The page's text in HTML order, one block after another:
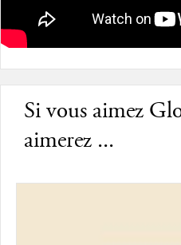
Si vous aimez
aimerez ...